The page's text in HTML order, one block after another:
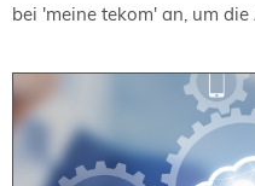
tekom-Festival
20.-21. Mai 2027 in Shanghai
Evolution of TC
2.-3. Juni 2026 in Sofia
bei 'meine tekom' an, um